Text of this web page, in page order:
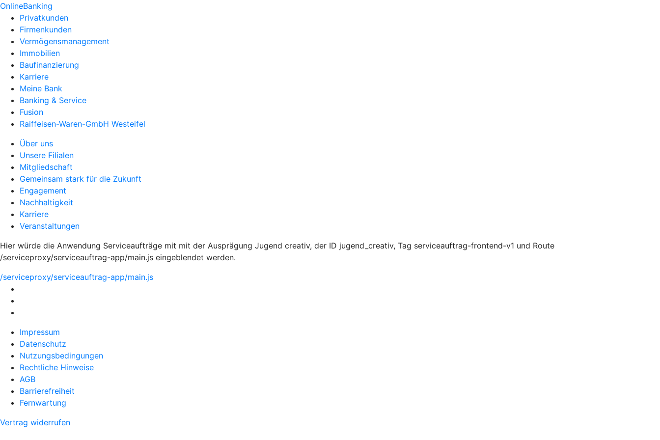
OnlineBanking
Privatkunden
Firmenkunden
Vermögensmanagement
Immobilien
Baufinanzierung
Karriere
Meine Bank
Banking & Service
Fusion
Raiffeisen-Waren-GmbH Westeifel
Über uns
Unsere Filialen
Mitgliedschaft
Gemeinsam stark für die Zukunft
Engagement
Nachhaltigkeit
Karriere
Veranstaltungen
Hier würde die Anwendung Serviceaufträge mit mit der Ausprägung Jugend creativ, der ID jugend_creativ, Tag serviceauftrag-frontend-v1 und Route
/serviceproxy/serviceauftrag-app/main.js eingeblendet werden.
/serviceproxy/serviceauftrag-app/main.js
Impressum
Datenschutz
Nutzungsbedingungen
Rechtliche Hinweise
AGB
Barrierefreiheit
Fernwartung
Vertrag widerrufen